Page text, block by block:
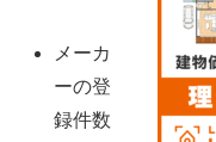
メーカ
ーの登
録件数